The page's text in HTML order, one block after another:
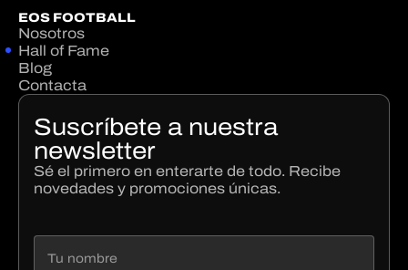
EOS FOOTBALL
Nosotros
Hall of Fame
Blog
Contacta
Suscríbete a nuestra
newsletter
Sé el primero en enterarte de todo. Recibe
novedades y promociones únicas.